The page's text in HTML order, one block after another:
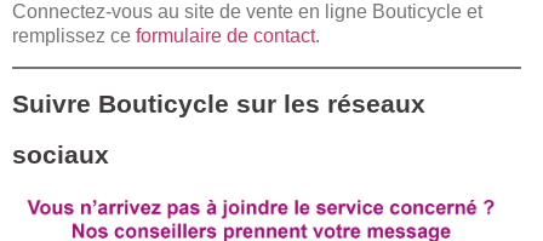
Connectez-vous au site de vente en ligne Bouticycle et
remplissez ce formulaire de contact.
Suivre Bouticycle sur les réseaux
sociaux